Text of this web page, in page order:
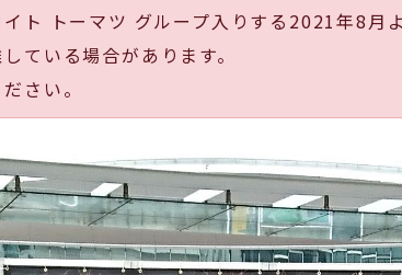
ト トーマツ グループ入りする2021年8月
ている場合があります。
さい。